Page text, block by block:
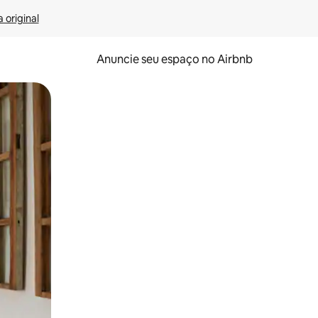
original
Anuncie seu espaço no Airbnb
o dedo na tela.